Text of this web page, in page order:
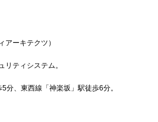
ーキテクツ）
ティシステム。
、東西線「神楽坂」駅徒歩6分。